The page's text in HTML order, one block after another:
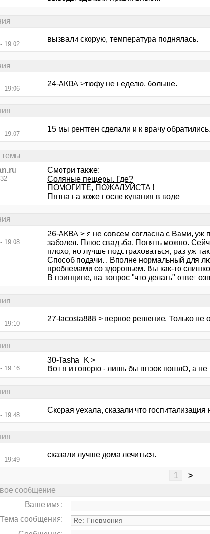
19:02
вызвали скорую, температура поднялась.
19:06
24-АКВА >тюфу не неделю, больше.
19:07
15 мы рентген сделали и к врачу обратились.
темы
Смотри также:
Соляные пещеры. Где?
ПОМОГИТЕ, ПОЖАЛУЙСТА !
Пятна на коже после купания в воде
19:08
26-АКВА > я не совсем согласна с Вами, уж
заболел. Плюс свадьба. Понять можно.
плохо, но лучше подстраховаться, раз уж
Способ подачи... Вполне нормальный для
проблемами со здоровьем. Вы как-то
В принципе, на вопрос "что делать" ответ
19:10
27-lacosta888 > верное решение. Только не
19:16
30-Tasha_K >
Вот я и говорю - лишь бы впрок пошлО, а не
19:48
Скорая уехала, сказали что
19:49
сказали лучше дома лечиться.
1 >
сообщение
Ваше имя:
Тема сообщения: